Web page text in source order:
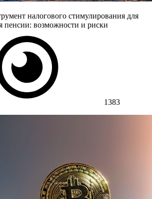
налогового стимулирования для
пенсии: возможности и риски
1383